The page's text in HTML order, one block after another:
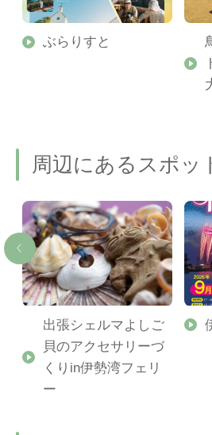
ぶらりすと
周辺にあるスポッ
出張シェルマよしご
貝のアクセサリーづ
くりin伊勢湾フェリ
ー